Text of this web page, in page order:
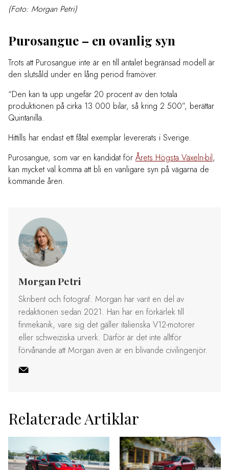
(Foto: Morgan Petri)
Purosangue – en ovanlig syn
Trots att Purosangue inte är en till antalet begränsad modell är
den slutsåld under en lång period framöver.
“Den kan ta upp ungefär 20 procent av den totala
produktionen på cirka 13 000 bilar, så kring 2 500”, berättar
Quintanilla.
Hittills har endast ett fåtal exemplar levererats i Sverige.
Purosangue, som var en kandidat för Årets Högsta Växeln-bil,
kan mycket väl komma att bli en vanligare syn på vägarna de
kommande åren.
Morgan Petri
Skribent och fotograf. Morgan har varit en del av
redaktionen sedan 2021. Han har en förkärlek till
finmekanik, vare sig det gäller italienska V12-motorer
eller schweiziska urverk. Därför är det inte alltför
förvånande att Morgan även är en blivande civilingenjör.
Relaterade Artiklar